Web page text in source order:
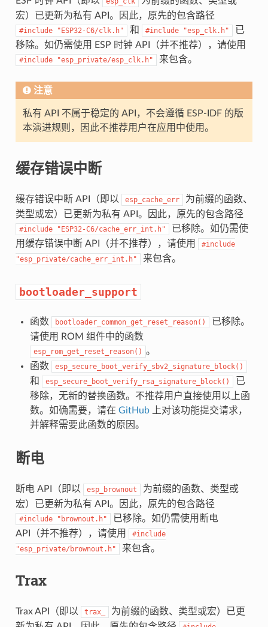
宏）已更新为私有 API。因此，原先的包含路径
#include "ESP32-C6/clk.h" 和 #include "esp_clk.h"
已
移除。如仍需使用 ESP 时钟 API（并不推荐），请使用
#include "esp_private/esp_clk.h" 来包含。
注意
私有 API 不属于稳定的 API，不会遵循 ESP-IDF 的版
本演进规则，因此不推荐用户在应用中使用。
缓存错误中断
缓存错误中断 API（即以 esp_cache_err
为前缀的函数、
类型或宏）已更新为私有 API。因此，原先的包含路径
#include "ESP32-C6/cache_err_int.h"
已移除。如仍需使
用缓存错误中断 API（并不推荐），请使用
#include
"esp_private/cache_err_int.h"
来包含。
bootloader_support
函数 bootloader_common_get_reset_reason()
已移除。
请使用 ROM 组件中的函数
esp_rom_get_reset_reason() 。
函数
esp_secure_boot_verify_sbv2_signature_block()
和 esp_secure_boot_verify_rsa_signature_block()
已
移除，无新的替换函数。不推荐用户直接使用以上函
数。如确需要，请在 GitHub上对该功能提交请求，
并解释需要此函数的原因。
断电
断电 API（即以 esp_brownout
为前缀的函数、类型或
宏）已更新为私有 API。因此，原先的包含路径
#include "brownout.h"
已移除。如仍需使用断电
API（并不推荐），请使用
#include
"esp_private/brownout.h"
来包含。
Trax
Trax API（即以 trax_
为前缀的函数、类型或宏）已更